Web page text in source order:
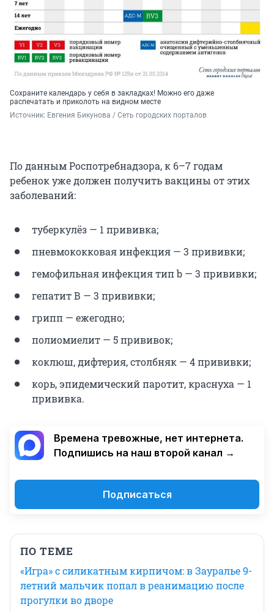
Сохраните календарь у себя в закладках! Можно его даже
распечатать и приколоть на видном месте
Источник: Евгения Бикунова / Сеть городских порталов
По данным Роспотребнадзора, к 6–7 годам
ребенок уже должен получить вакцины от этих
заболеваний:
туберкулёз — 1 прививка;
пневмококковая инфекция — 3 прививки;
гемофильная инфекция тип b — 3 прививки;
гепатит В — 3 прививки;
грипп — ежегодно;
полиомиелит — 5 прививок;
коклюш, дифтерия, столбняк — 4 прививки;
корь, эпидемический паротит, краснуха — 1
прививка.
Времена тревожные, нет интернета.
Подпишись на наш второй канал →
Подписаться
ПО ТЕМЕ
«Игра» с силикатным кирпичом: в Зауралье 9-
летний мальчик попал в реанимацию после
прогулки во дворе